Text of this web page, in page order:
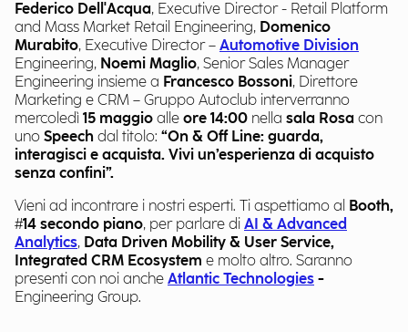
Federico Dell'Acqua, Executive Director - Retail Platform
and Mass Market Retail Engineering, Domenico
Murabito, Executive Director – Automotive Division
Engineering, Noemi Maglio, Senior Sales Manager
Engineering insieme a Francesco Bossoni, Direttore
Marketing e CRM – Gruppo Autoclub interverranno
mercoledì 15 maggio alle ore 14:00 nella sala Rosa con
uno Speech dal titolo: “On & Off Line: guarda,
interagisci e acquista. Vivi un’esperienza di acquisto
senza confini”.
Vieni ad incontrare i nostri esperti. Ti aspettiamo al Booth,
#14 secondo piano, per parlare di AI & Advanced
Analytics, Data Driven Mobility & User Service,
Integrated CRM Ecosystem e molto altro. Saranno
presenti con noi anche Atlantic Technologies -
Engineering Group.